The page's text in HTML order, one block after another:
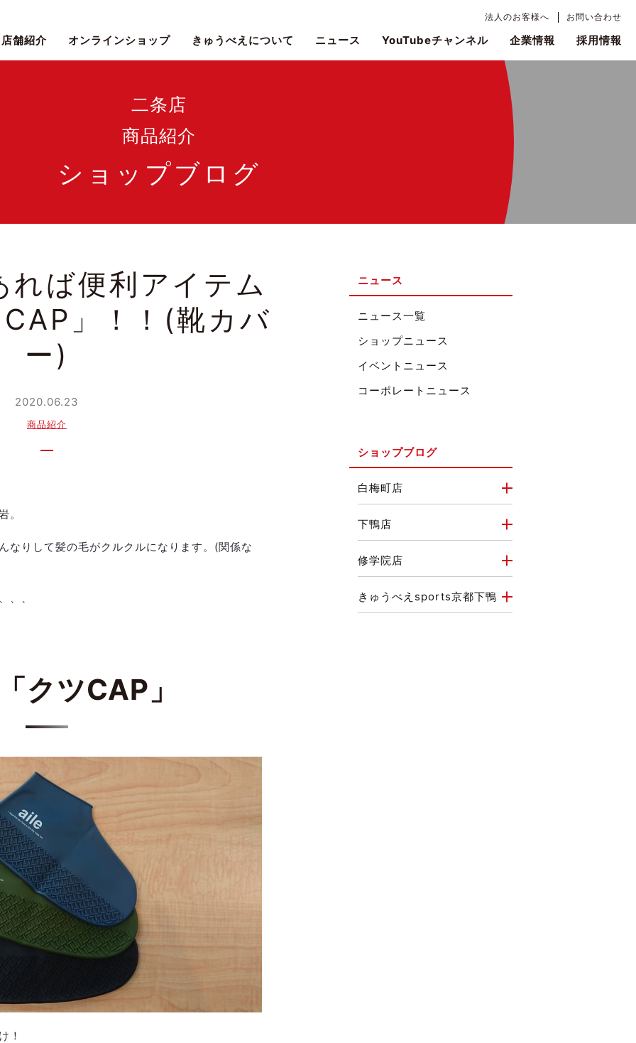
法人のお客様へ お問い合わせ
店舗紹介 オンラインショップ きゅうべえについて ニュース YouTubeチャンネル 企業情報 採用情報
二条店
商品紹介
ショップブログ
れば便利アイテム
」！！(靴カバ
ー)
2020.06.23
商品紹介
。
なりして髪の毛がクルクルになります。(関係な
、、
クツCAP」
！
ニュース
ニュース一覧
ショップニュース
イベントニュース
コーポレートニュース
ショップブログ
白梅町店
下鴨店
修学院店
きゅうべえsports京都下鴨